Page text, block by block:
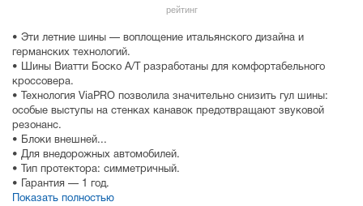
рейтинг
• Эти летние шины — воплощение итальянского дизайна и
германских технологий.
• Шины Виатти Боско А/Т разработаны для комфортабельного
кроссовера.
• Технология ViaPRO позволила значительно снизить гул шины:
особые выступы на стенках канавок предотвращают звуковой
резонанс.
• Блоки внешней...
• Для внедорожных автомобилей.
• Тип протектора: симметричный.
• Гарантия — 1 год.
Показать полностью